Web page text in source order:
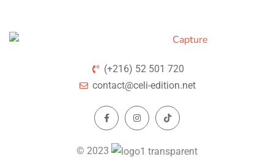
(+216) 52 501 720
contact@celi-edition.net
© 2023